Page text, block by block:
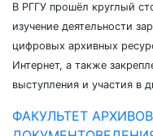
В РГГУ прошёл круглый
изучение деятельности
цифровых архивных
Интернет, а также
выступления и участия в
ФАКУЛЬТЕТ